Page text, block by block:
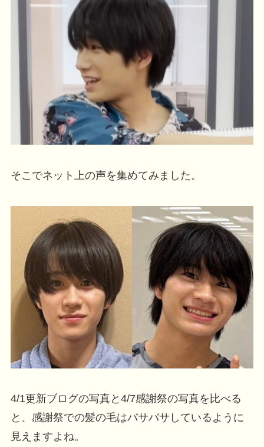
そこでネット上の声を集めてみました。
4/1更新ブログの写真と4/7感謝祭の写真を比べる
と、感謝祭での髪の毛はバサバサしているように
見えますよね。